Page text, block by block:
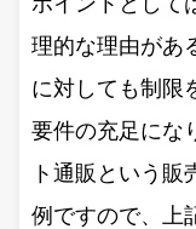
理的な理由があ
に対しても制限
要件の充足にな
ト通販という
例ですので、